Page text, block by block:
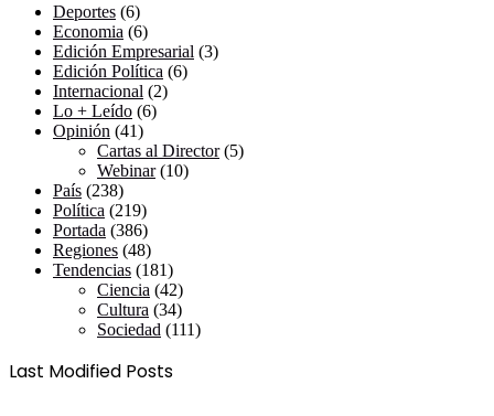
Deportes (6)
Economia (6)
Edición Empresarial (3)
Edición Política (6)
Internacional (2)
Lo + Leído (6)
Opinión (41)
Cartas al Director(5)
Webinar(10)
País (238)
Política (219)
Portada (386)
Regiones (48)
Tendencias (181)
Ciencia (42)
Cultura (34)
Sociedad (111)
Last Modified Posts